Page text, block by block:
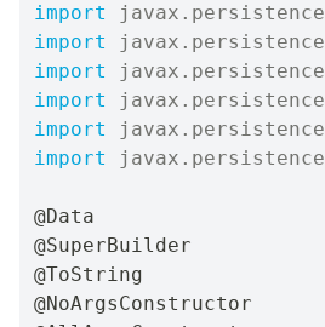
import
javax . persistence
import
javax . persistence
import
javax . persistence
import
javax . persistence
import
javax . persistence
import
javax . persistence
@Data
@SuperBuilder
@ToString
@NoArgsConstructor